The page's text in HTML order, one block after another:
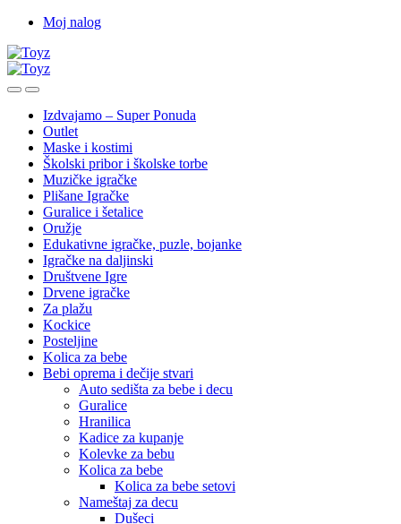
Skip
navigation
Skip
content
Moj nalog
Izdvajamo – Super Ponuda
Outlet
Maske i kostimi
Školski pribor i školske torbe
Muzičke igračke
Plišane Igračke
Guralice i šetalice
Oružje
Edukativne igračke, puzle, bojanke
Igračke na daljinski
Društvene Igre
Drvene igračke
Za plažu
Kockice
Posteljine
Kolica za bebe
Bebi oprema i dečije stvari
Auto sedišta za bebe i decu
Guralice
Hranilica
Kadice za kupanje
Kolevke za bebu
Kolica za bebe
Kolica za bebe setovi
Nameštaj za decu
Dušeci